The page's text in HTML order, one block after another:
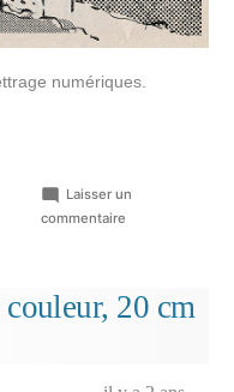
numériques.
Laisser un
commentairesur
similé,
20 cm